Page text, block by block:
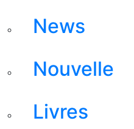
News
Nouvelle
Livres